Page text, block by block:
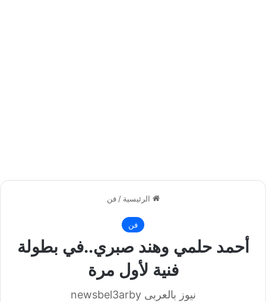
الرئيسية / فن
فن
أحمد حلمي وهند صبري..في بطولة
فنية لأول مرة
نيوز بالعربى newsbel3arby